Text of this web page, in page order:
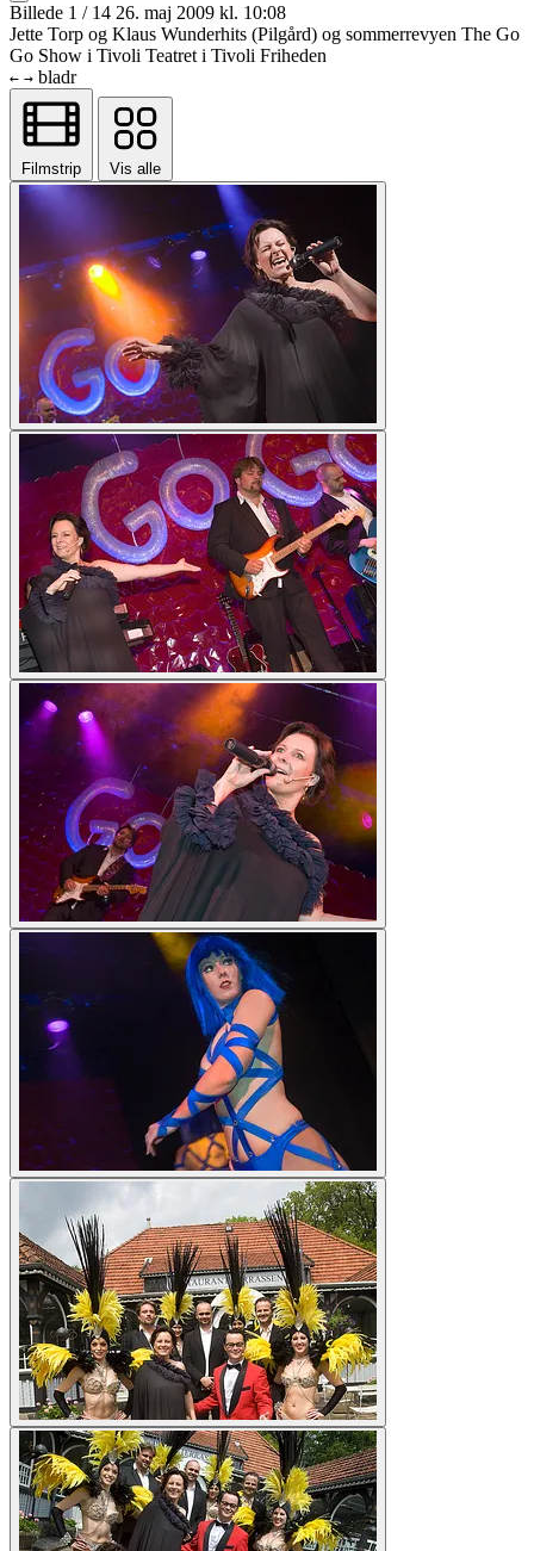
Billede 1 / 14 26. maj 2009 kl. 10:08
Jette Torp og Klaus Wunderhits (Pilgård) og sommerrevyen The Go
Go Show i Tivoli Teatret i Tivoli Friheden
← → bladr
Filmstrip Vis alle